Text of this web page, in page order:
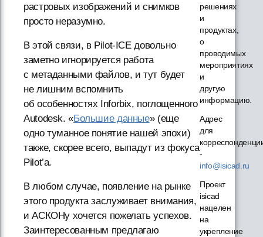
растровых изображений и снимков
просто неразумно.
В этой связи, в Pilot-ICE довольно
заметно игнорируется работа
с метаданными файлов, и тут будет
не лишним вспомнить
об особенностях Inforbix, поглощенного
Autodesk. «Большие данные» (еще
одно туманное понятие нашей эпохи)
также, скорее всего, выпадут из фокуса
Pilot’a.
В любом случае, появление на рынке
этого продукта заслуживает внимания,
и АСКОНу хочется пожелать успехов.
Заинтересованным предлагаю
решениях
и
продуктах,
о
проводимых
мероприятиях
и
другую
информацию.
Адрес
для
-
info@isicad.ru
Проект
isicad
нацелен
на
укрепление